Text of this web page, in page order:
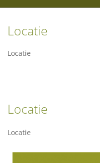
Locatie
Locatie
Locatie
Locatie